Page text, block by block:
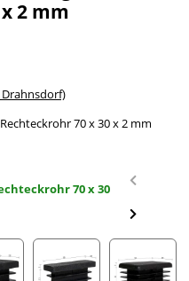
2 mm
Drahnsdorf)
70 x 30 x 2 mm
70 x 30